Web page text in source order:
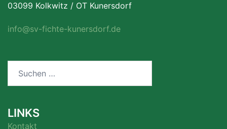
03099 Kolkwitz / OT Kunersdorf
info@sv-fichte-kunersdorf.de
LINKS
Kontakt